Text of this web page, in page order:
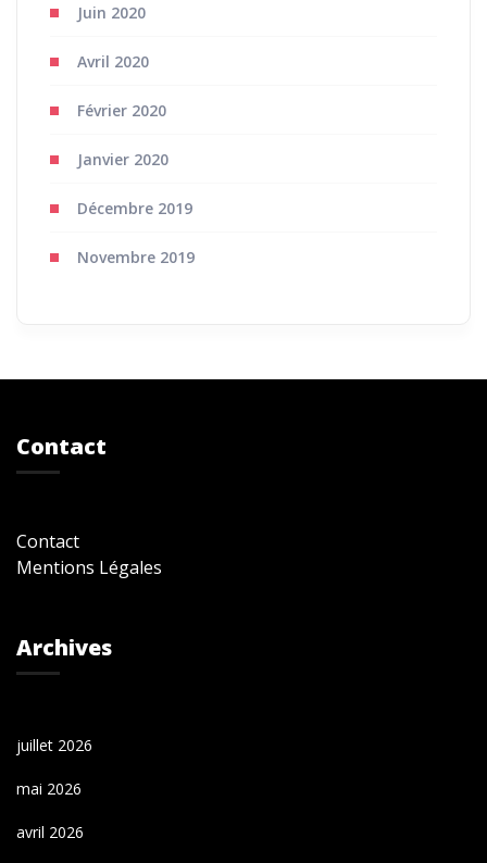
Juin 2020
Avril 2020
Février 2020
Janvier 2020
Décembre 2019
Novembre 2019
Contact
Contact
Mentions Légales
Archives
juillet 2026
mai 2026
avril 2026